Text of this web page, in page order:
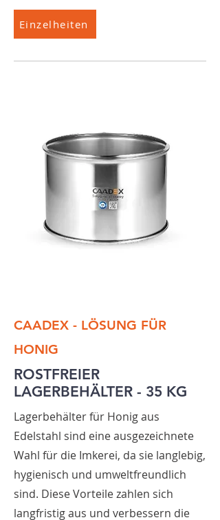
Einzelheiten
CAADEX - LÖSUNG FÜR
HONIG
ROSTFREIER
LAGERBEHÄLTER - 35 KG
Lagerbehälter für Honig aus
Edelstahl sind eine ausgezeichnete
Wahl für die Imkerei, da sie langlebig,
hygienisch und umweltfreundlich
sind. Diese Vorteile zahlen sich
langfristig aus und verbessern die